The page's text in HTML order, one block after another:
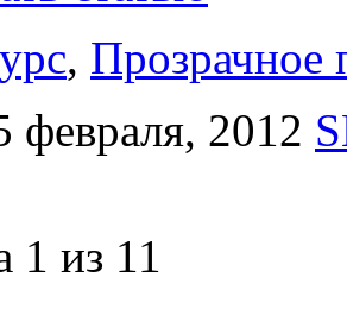
, Прозрачное
февраля, 2012
1 из 11